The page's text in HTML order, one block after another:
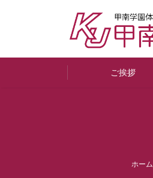
ご挨拶
ホーム